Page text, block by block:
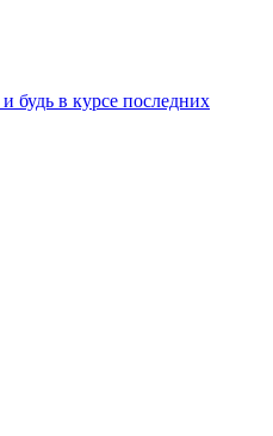
будь в курсе последних